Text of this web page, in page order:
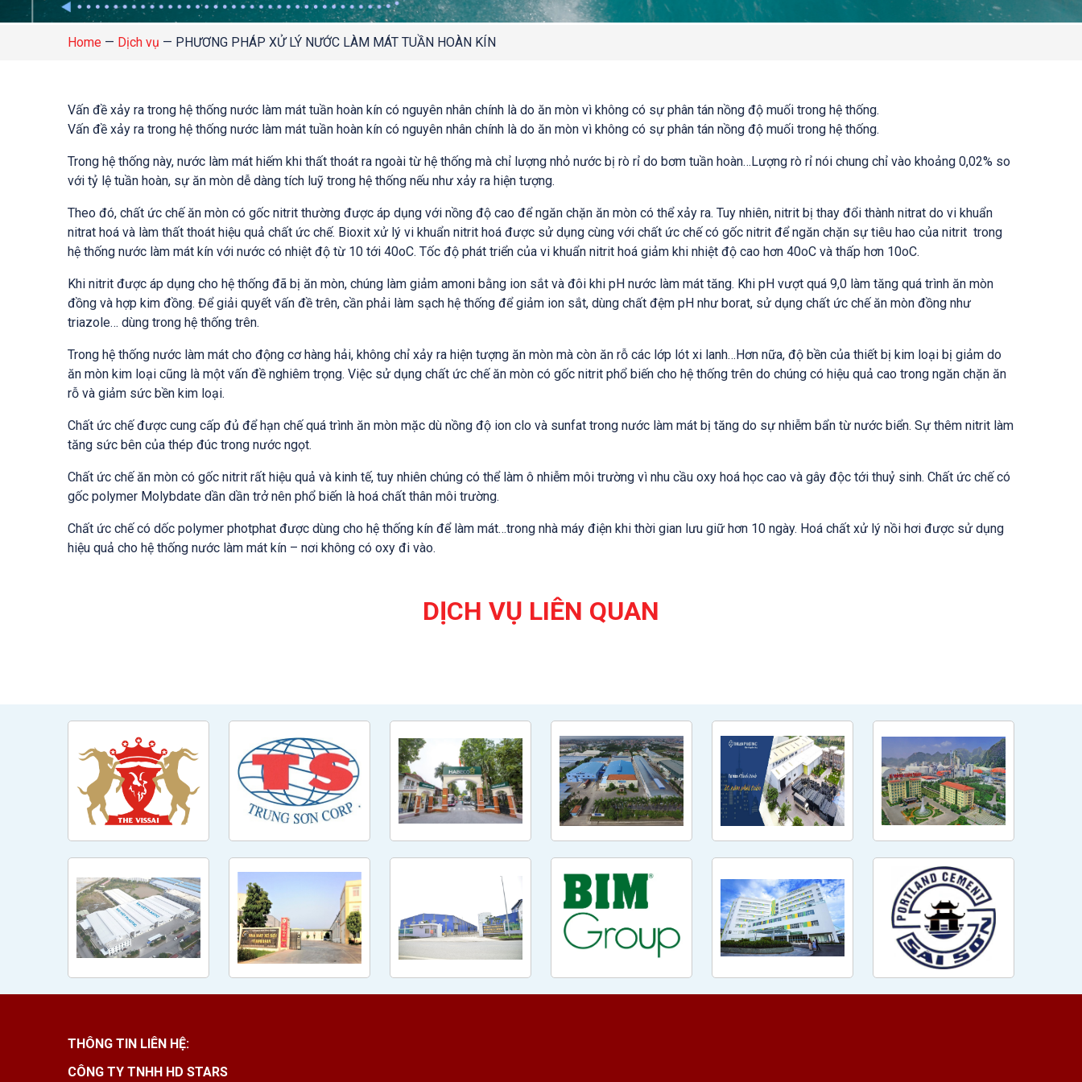
Home — Dịch vụ — PHƯƠNG PHÁP XỬ LÝ NƯỚC LÀM MÁT TUẦN HOÀN KÍN
Vấn đề xảy ra trong hệ thống nước làm mát tuần hoàn kín có nguyên nhân chính là do ăn mòn vì không có sự phân tán nồng độ muối trong hệ thống.
Vấn đề xảy ra trong hệ thống nước làm mát tuần hoàn kín có nguyên nhân chính là do ăn mòn vì không có sự phân tán nồng độ muối trong hệ thống.
Trong hệ thống này, nước làm mát hiếm khi thất thoát ra ngoài từ hệ thống mà chỉ lượng nhỏ nước bị rò rỉ do bơm tuần hoàn…Lượng rò rỉ nói chung chỉ vào khoảng 0,02% so
với tỷ lệ tuần hoàn, sự ăn mòn dễ dàng tích luỹ trong hệ thống nếu như xảy ra hiện tượng.
Theo đó, chất ức chế ăn mòn có gốc nitrit thường được áp dụng với nồng độ cao để ngăn chặn ăn mòn có thể xảy ra. Tuy nhiên, nitrit bị thay đổi thành nitrat do vi khuẩn
nitrat hoá và làm thất thoát hiệu quả chất ức chế. Bioxit xử lý vi khuẩn nitrit hoá được sử dụng cùng với chất ức chế có gốc nitrit để ngăn chặn sự tiêu hao của nitrit trong
hệ thống nước làm mát kín với nước có nhiệt độ từ 10 tới 40oC. Tốc độ phát triển của vi khuẩn nitrit hoá giảm khi nhiệt độ cao hơn 40oC và thấp hơn 10oC.
Khi nitrit được áp dụng cho hệ thống đã bị ăn mòn, chúng làm giảm amoni bằng ion sắt và đôi khi pH nước làm mát tăng. Khi pH vượt quá 9,0 làm tăng quá trình ăn mòn
đồng và hợp kim đồng. Để giải quyết vấn đề trên, cần phải làm sạch hệ thống để giảm ion sắt, dùng chất đệm pH như borat, sử dụng chất ức chế ăn mòn đồng như
triazole… dùng trong hệ thống trên.
Trong hệ thống nước làm mát cho động cơ hàng hải, không chỉ xảy ra hiện tượng ăn mòn mà còn ăn rỗ các lớp lót xi lanh…Hơn nữa, độ bền của thiết bị kim loại bị giảm do
ăn mòn kim loại cũng là một vấn đề nghiêm trọng. Việc sử dụng chất ức chế ăn mòn có gốc nitrit phổ biến cho hệ thống trên do chúng có hiệu quả cao trong ngăn chặn ăn
rỗ và giảm sức bền kim loại.
Chất ức chế được cung cấp đủ để hạn chế quá trình ăn mòn mặc dù nồng độ ion clo và sunfat trong nước làm mát bị tăng do sự nhiễm bẩn từ nước biển. Sự thêm nitrit làm
tăng sức bên của thép đúc trong nước ngọt.
Chất ức chế ăn mòn có gốc nitrit rất hiệu quả và kinh tế, tuy nhiên chúng có thể làm ô nhiễm môi trường vì nhu cầu oxy hoá học cao và gây độc tới thuỷ sinh. Chất ức chế có
gốc polymer Molybdate dần dần trở nên phổ biến là hoá chất thân môi trường.
Chất ức chế có dốc polymer photphat được dùng cho hệ thống kín để làm mát…trong nhà máy điện khi thời gian lưu giữ hơn 10 ngày. Hoá chất xử lý nồi hơi được sử dụng
hiệu quả cho hệ thống nước làm mát kín – nơi không có oxy đi vào.
DỊCH VỤ LIÊN QUAN
THÔNG TIN LIÊN HỆ:
CÔNG TY TNHH HD STARS